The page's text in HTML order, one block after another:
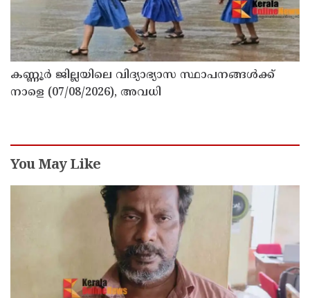
കണ്ണൂർ ജില്ലയിലെ വിദ്യാഭ്യാസ സ്ഥാപനങ്ങള്‍ക്ക്
നാളെ (07/08/2026), അവധി
You May Like